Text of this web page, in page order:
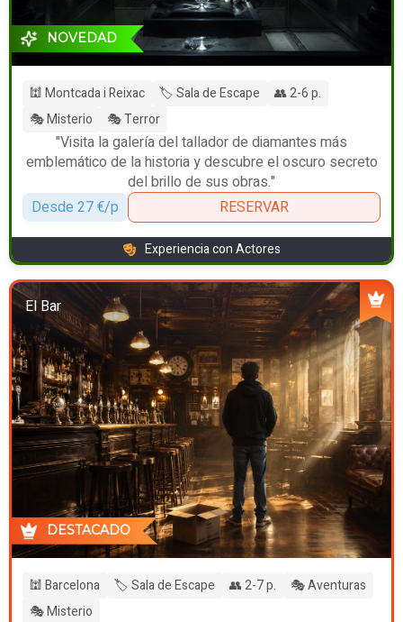
NOVEDAD
🕍 Montcada i Reixac 🏷️ Sala de Escape
👥 2-6 p.
🎭 Misterio
🎭 Terror
"Visita la galería del tallador de diamantes más
emblemático de la historia y descubre el oscuro secreto
del brillo de sus obras."
Desde 27 €/p
RESERVAR
Experiencia con Actores
El Bar
DESTACADO
🕍 Barcelona 🏷️ Sala de Escape 👥 2-7 p.
🎭 Aventuras
🎭 Misterio